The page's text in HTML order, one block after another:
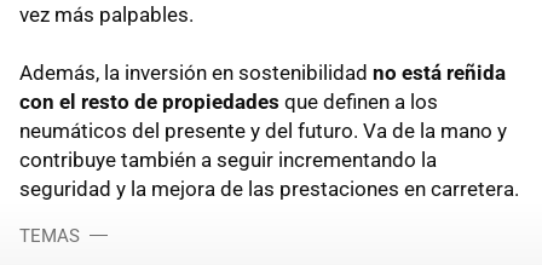
vez más palpables.
Además, la inversión en sostenibilidad no está reñida
con el resto de propiedades que definen a los
neumáticos del presente y del futuro. Va de la mano y
contribuye también a seguir incrementando la
seguridad y la mejora de las prestaciones en carretera.
TEMAS